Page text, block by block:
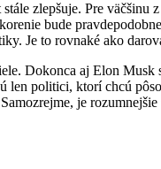
zlepšuje. Pre
bude
Je to rovnaké ako
Dokonca aj Elon
len politici, ktorí chcú
je